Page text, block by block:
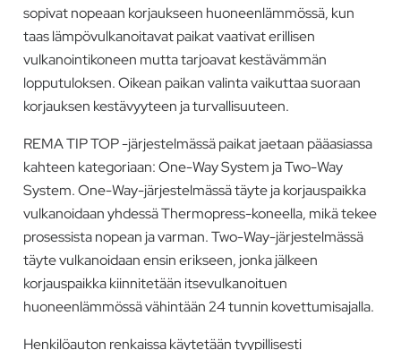
sopivat nopeaan korjaukseen huoneenlämmössä, kun
taas lämpövulkanoitavat paikat vaativat erillisen
vulkanointikoneen mutta tarjoavat kestävämmän
lopputuloksen. Oikean paikan valinta vaikuttaa suoraan
korjauksen kestävyyteen ja turvallisuuteen.
REMA TIP TOP -järjestelmässä paikat jaetaan pääasiassa
kahteen kategoriaan: One-Way System ja Two-Way
System. One-Way-järjestelmässä täyte ja korjauspaikka
vulkanoidaan yhdessä Thermopress-koneella, mikä tekee
prosessista nopean ja varman. Two-Way-järjestelmässä
täyte vulkanoidaan ensin erikseen, jonka jälkeen
korjauspaikka kiinnitetään itsevulkanoituen
huoneenlämmössä vähintään 24 tunnin kovettumisajalla.
Henkilöauton renkaissa käytetään tyypillisesti